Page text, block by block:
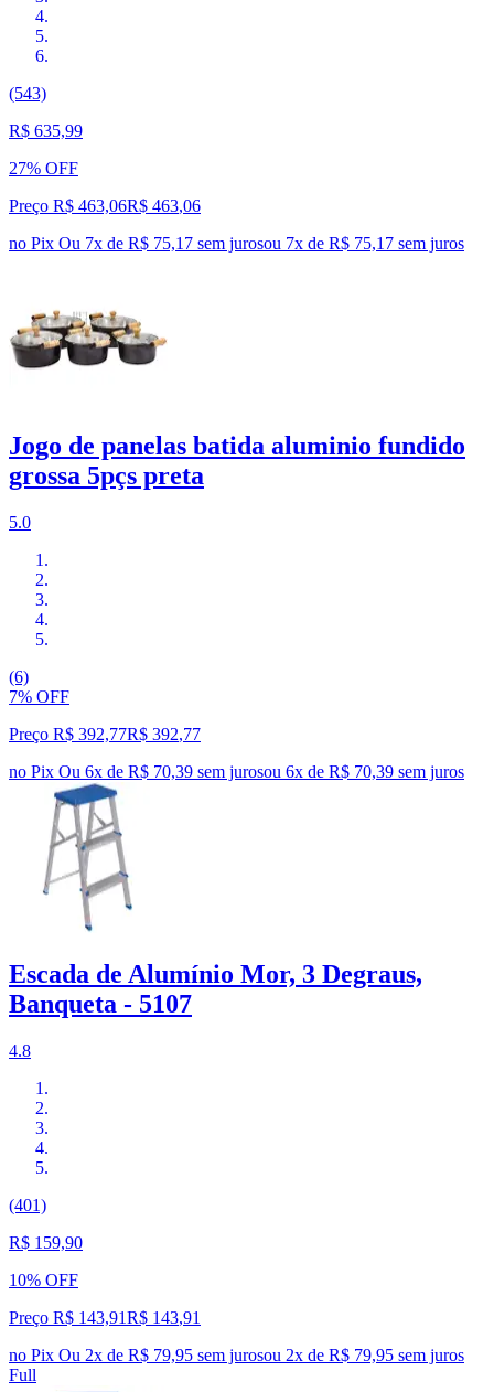
(543)
R$ 635,99
27% OFF
Preço R$ 463,06R$ 463,06
no Pix Ou 7x de R$ 75,17 sem jurosou 7x de R$ 75,17 sem juros
Jogo de panelas batida aluminio fundido
grossa 5pçs preta
5.0
(6)
7% OFF
Preço R$ 392,77R$ 392,77
no Pix Ou 6x de R$ 70,39 sem jurosou 6x de R$ 70,39 sem juros
Escada de Alumínio Mor, 3 Degraus,
Banqueta - 5107
4.8
(401)
R$ 159,90
10% OFF
Preço R$ 143,91R$ 143,91
no Pix Ou 2x de R$ 79,95 sem jurosou 2x de R$ 79,95 sem juros
Full